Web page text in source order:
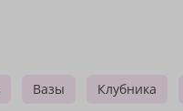
Вазы Клубника